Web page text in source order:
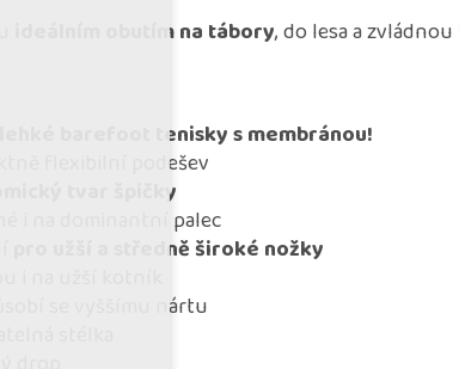
ideálním obutím na tábory, do lesa a
lehké barefoot tenisky s membránou!
flexibilní podešev
tvar špičky
i na dominantní palec
pro užší a středně široké nožky
se vyššímu nártu